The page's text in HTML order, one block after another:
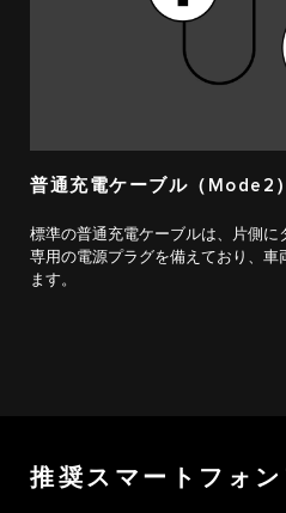
普通充電ケーブル（Mode2）
標準の普通充電ケーブルは、片側に
専用の電源プラグを備えており、車
ます。
推奨スマートフォン